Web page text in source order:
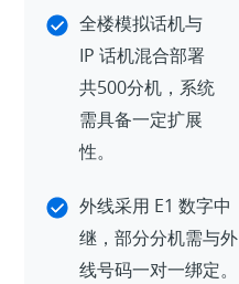
全楼模拟话机与
IP 话机混合部署
共500分机，系统
需具备一定扩展
性。
外线采用 E1 数字中
继，部分分机需与外
线号码一对一绑定。